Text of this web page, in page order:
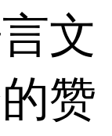
文
赞